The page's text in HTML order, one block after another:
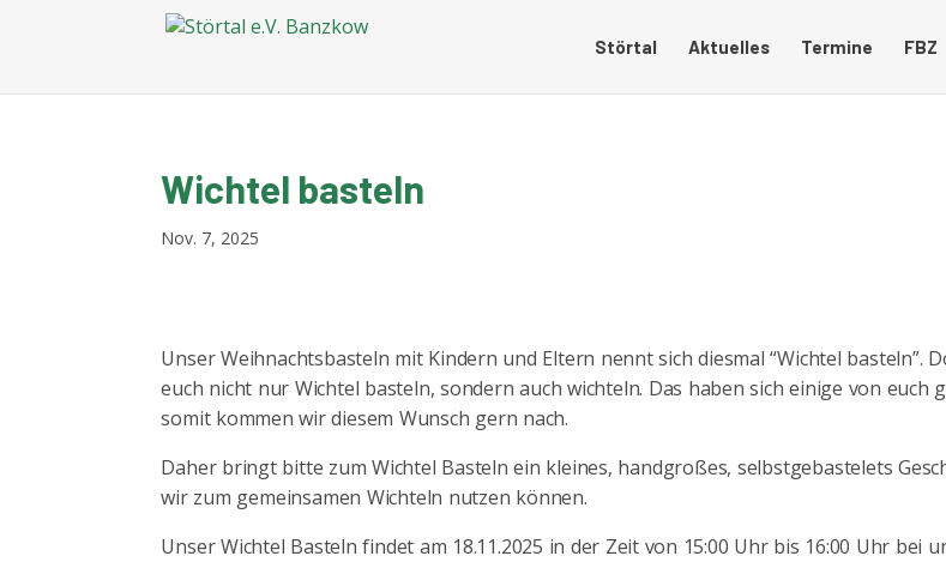
Störtal Aktuelles Termine FBZ
Wichtel basteln
Nov. 7, 2025
Unser Weihnachtsbasteln mit Kindern und Eltern nennt sich diesmal “Wichtel basteln”.
euch nicht nur Wichtel basteln, sondern auch wichteln. Das haben sich einige von euch
somit kommen wir diesem Wunsch gern nach.
Daher bringt bitte zum Wichtel Basteln ein kleines, handgroßes, selbstgebastelets
wir zum gemeinsamen Wichteln nutzen können.
Unser Wichtel Basteln findet am 18.11.2025 in der Zeit von 15:00 Uhr bis 16:00 Uhr bei